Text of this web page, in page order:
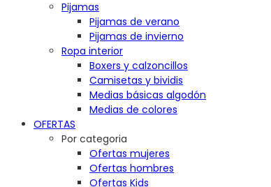
Pijamas
Pijamas de verano
Pijamas de invierno
Ropa interior
Boxers y calzoncillos
Camisetas y bividis
Medias básicas algodón
Medias de colores
OFERTAS
Por categoria
Ofertas mujeres
Ofertas hombres
Ofertas Kids